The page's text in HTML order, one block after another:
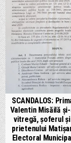
SCANDALOS:
Valentin Misăilă
vitregă, șoferul
prietenului
Electoral